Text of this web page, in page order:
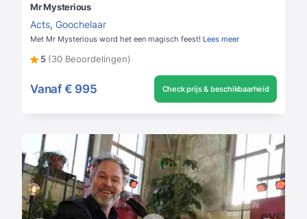
Mr Mysterious
Acts, Goochelaar
Met Mr Mysterious word het een magisch feest! Lees meer
5 (30 Beoordelingen)
Vanaf € 995 Check prijs & beschikbaarheid